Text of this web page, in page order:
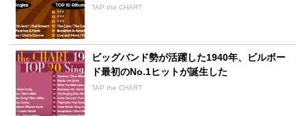
TAP the CHART
ビッグバンド勢が活躍した1940年、ビルボー
ド最初のNo.1ヒットが誕生した
TAP the CHART